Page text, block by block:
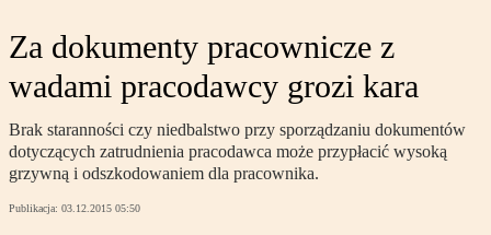
Za dokumenty pracownicze z
wadami pracodawcy grozi kara
Brak staranności czy niedbalstwo przy sporządzaniu dokumentów
dotyczących zatrudnienia pracodawca może przypłacić wysoką
grzywną i odszkodowaniem dla pracownika.
Publikacja: 03.12.2015 05:50